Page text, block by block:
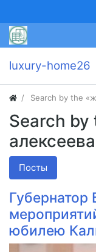
luxury-home26
Search by the
Search
Посты
Губернатор
юбилею